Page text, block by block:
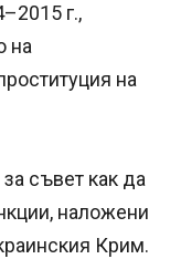
г.,
на
на
съвет как да
наложени
Крим.